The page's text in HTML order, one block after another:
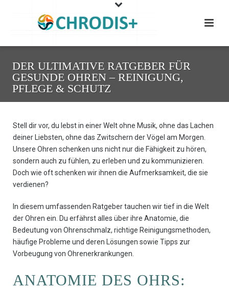
DER ULTIMATIVE RATGEBER FÜR
GESUNDE OHREN – REINIGUNG,
PFLEGE & SCHUTZ
Stell dir vor, du lebst in einer Welt ohne Musik, ohne das Lachen
deiner Liebsten, ohne das Zwitschern der Vögel am Morgen.
Unsere Ohren schenken uns nicht nur die Fähigkeit zu hören,
sondern auch zu fühlen, zu erleben und zu kommunizieren.
Doch wie oft schenken wir ihnen die Aufmerksamkeit, die sie
verdienen?
In diesem umfassenden Ratgeber tauchen wir tief in die Welt
der Ohren ein. Du erfährst alles über ihre Anatomie, die
Bedeutung von Ohrenschmalz, richtige Reinigungsmethoden,
häufige Probleme und deren Lösungen sowie Tipps zur
Vorbeugung von Ohrenerkrankungen.
ANATOMIE DES OHRS: